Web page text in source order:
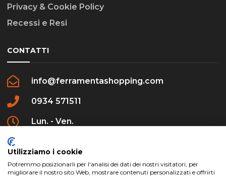
Privacy & Cookie Policy
Recessi e Resi
CONTATTI
info@ferramentashopping.com
0934 571511
Lun. - Ven.
Utilizziamo i cookie
Potremmo posizionarli per l'analisi dei dati dei nostri visitatori, per
migliorare il nostro sito Web, mostrare contenuti personalizzati e offrirti